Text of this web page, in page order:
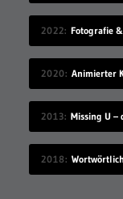
2022 Fotografie
2020 Animierter
2013 Missing U –
2018